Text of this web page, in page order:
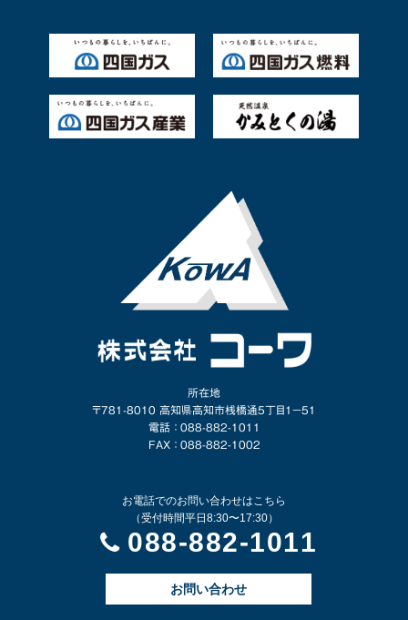
所在地
〒781-8010 高知県高知市桟橋通5丁目1−51
電話 ： 088-882-1011
FAX ： 088-882-1002
お電話でのお問い合わせはこちら
（受付時間平日8:30〜17:30）
088-882-1011
お問い合わせ